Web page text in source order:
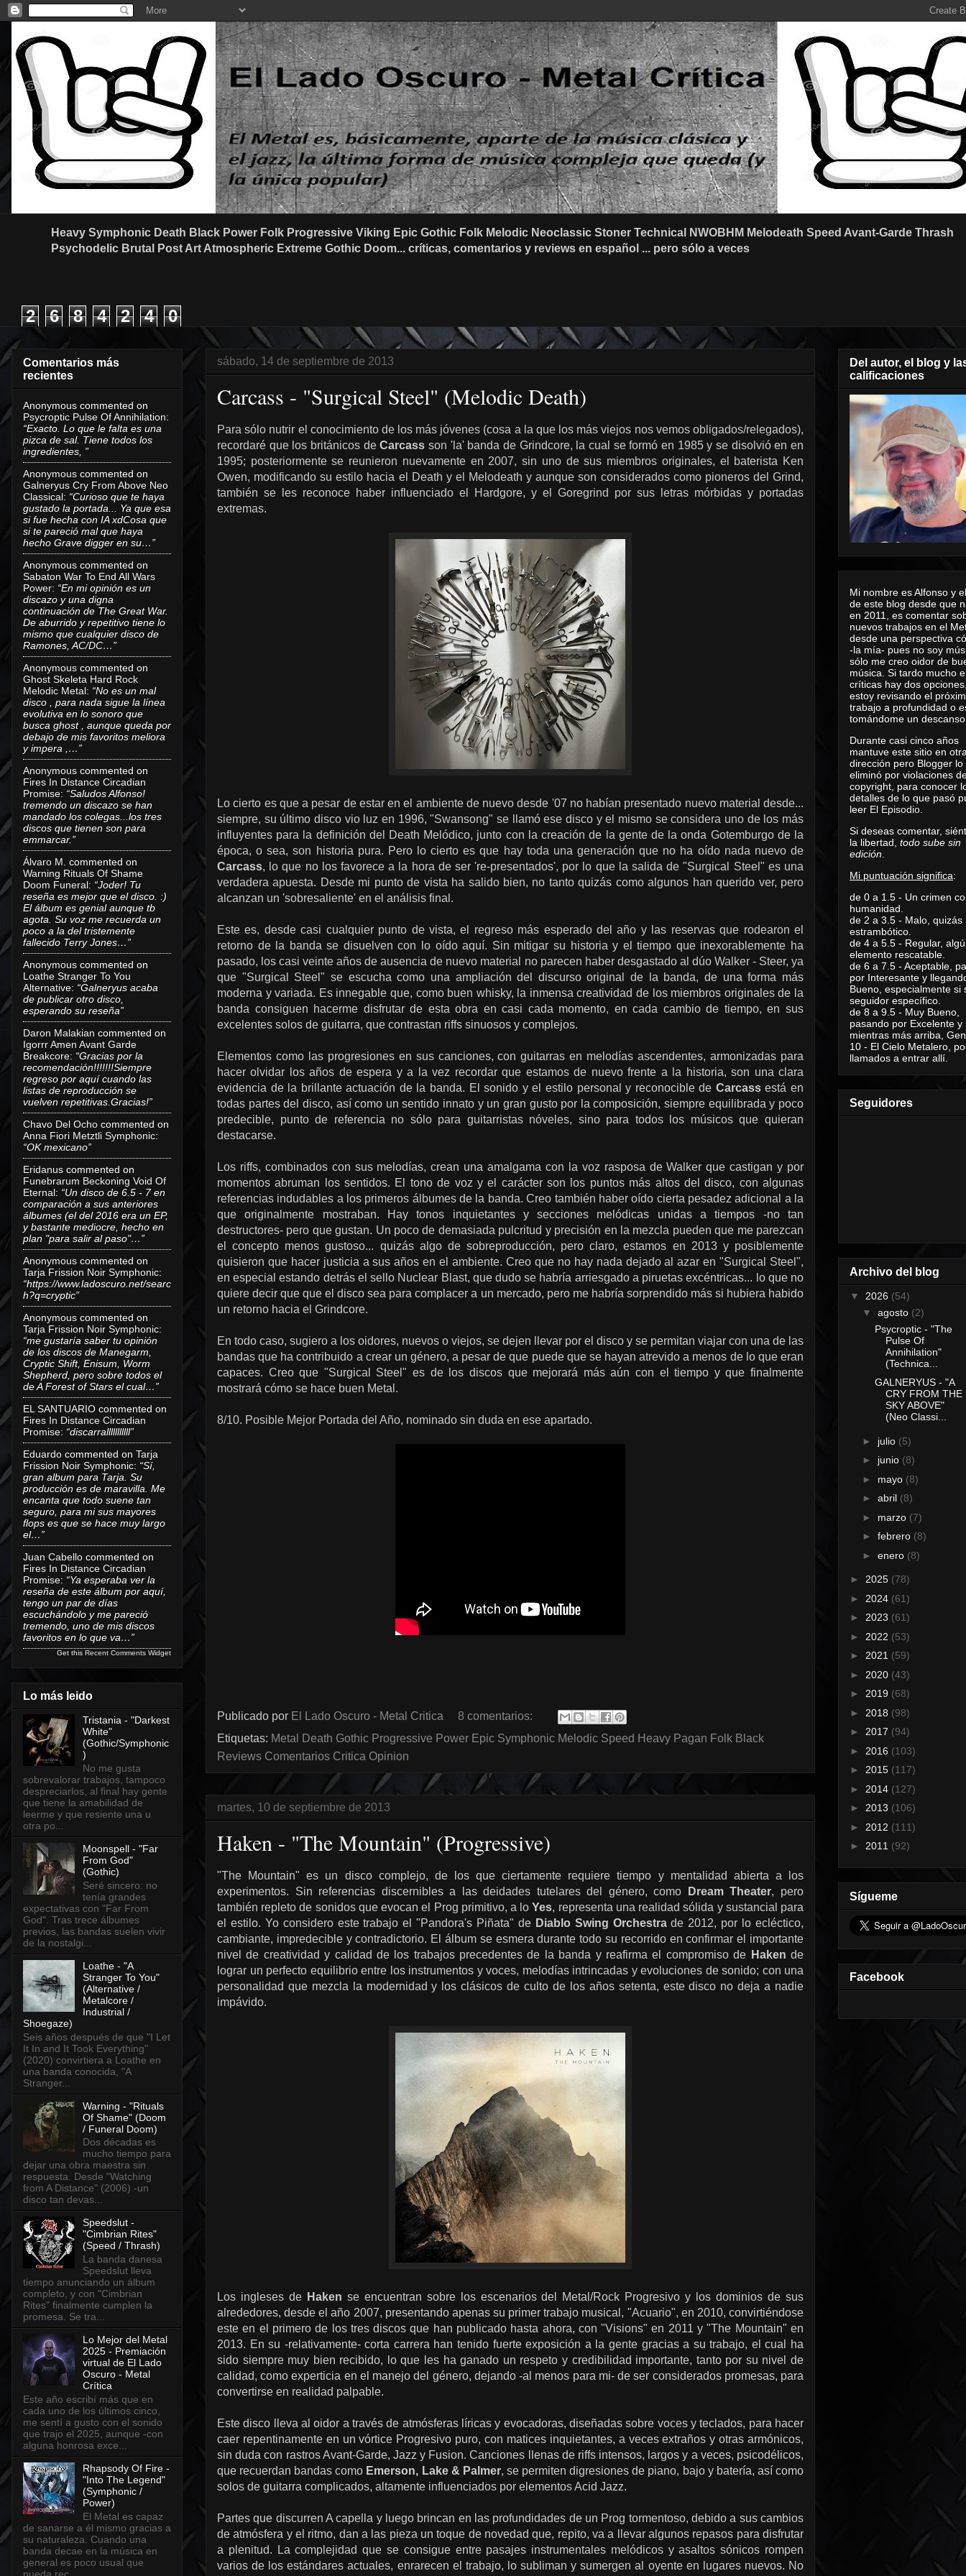
Heavy Symphonic Death Black Power Folk Progressive Viking Epic Gothic Folk Melodic Neoclassic Stoner Technical NWOBHM Melodeath Speed Avant-Garde Thrash
Psychodelic Brutal Post Art Atmospheric Extreme Gothic Doom... críticas, comentarios y reviews en español ... pero sólo a veces
2 6 8 4 2 4 0
sábado, 14 de septiembre de 2013
Carcass - "Surgical Steel" (Melodic Death)
Para sólo nutrir el conocimiento de los más jóvenes (cosa a la que los más viejos nos vemos obligados/relegados),
recordaré que los británicos deCarcass son 'la' banda de Grindcore, la cual se formó en 1985 y se disolvió en en
1995; posteriormente se reunieron nuevamente en 2007, sin uno de sus miembros originales, el baterista Ken
Owen, modificando su estilo hacia el Death y el Melodeath y aunque son considerados como pioneros del Grind,
también se les reconoce haber influenciado el Hardgore, y el Goregrind por sus letras mórbidas y portadas
extremas.
Lo cierto es que a pesar de estar en el ambiente de nuevo desde '07 no habían presentado nuevo material desde...
siempre, su último disco vio luz en 1996, "Swansong" se llamó ese disco y el mismo se considera uno de los más
influyentes para la definición del Death Melódico, junto con la creación de la gente de la onda Gotemburgo de la
época, o sea, son historia pura. Pero lo cierto es que hay toda una generación que no ha oído nada nuevo de
Carcass, lo que no los favorece a la hora de ser 're-presentados', por lo que la salida de "Surgical Steel" es una
verdadera apuesta. Desde mi punto de vista ha salido bien, no tanto quizás como algunos han querido ver, pero
alcanzan un 'sobresaliente' en el análisis final.
Este es, desde casi cualquier punto de vista, el regreso más esperado del año y las reservas que rodearon el
retorno de la banda se disuelven con lo oído aquí. Sin mitigar su historia y el tiempo que inexorablemente ha
pasado, los casi veinte años de ausencia de nuevo material no parecen haber desgastado al dúo Walker - Steer, ya
que "Surgical Steel" se escucha como una ampliación del discurso original de la banda, de una forma más
moderna y variada. Es innegable que, como buen whisky, la inmensa creatividad de los miembros originales de la
banda consiguen hacerme disfrutar de esta obra en casi cada momento, en cada cambio de tiempo, en sus
excelentes solos de guitarra, que contrastan riffs sinuosos y complejos.
Elementos como las progresiones en sus canciones, con guitarras en melodías ascendentes, armonizadas para
hacer olvidar los años de espera y a la vez recordar que estamos de nuevo frente a la historia, son una clara
evidencia de la brillante actuación de la banda. El sonido y el estilo personal y reconocible de Carcassestá en
todas partes del disco, así como un sentido innato y un gran gusto por la composición, siempre equilibrada y poco
predecible, punto de referencia no sólo para guitarristas nóveles, sino para todos los músicos que quieran
destacarse.
Los riffs, combinados con sus melodías, crean una amalgama con la voz rasposa de Walker que castigan y por
momentos abruman los sentidos. El tono de voz y el carácter son los puntos más altos del disco, con algunas
referencias indudables a los primeros álbumes de la banda. Creo también haber oído cierta pesadez adicional a la
que originalmente mostraban. Hay tonos inquietantes y secciones melódicas unidas a tiempos -no tan
destructores- pero que gustan. Un poco de demasiada pulcritud y precisión en la mezcla pueden que me parezcan
el concepto menos gustoso... quizás algo de sobreproducción, pero claro, estamos en 2013 y posiblemente
quisieron que hacer justicia a sus años en el ambiente. Creo que no hay nada dejado al azar en "Surgical Steel",
en especial estando detrás el sello Nuclear Blast, que dudo se habría arriesgado a piruetas excéntricas... lo que no
quiere decir que que el disco sea para complacer a un mercado, pero me habría sorprendido más si hubiera habido
un retorno hacia el Grindcore.
En todo caso, sugiero a los oidores, nuevos o viejos, se dejen llevar por el disco y se permitan viajar con una de las
bandas que ha contribuido a crear un género, a pesar de que puede que se hayan atrevido a menos de lo que eran
capaces. Creo que "Surgical Steel" es de los discos que mejorará más aún con el tiempo y que finalmente
mostrará cómo se hace buen Metal.
8/10. Posible Mejor Portada del Año, nominado sin duda en ese apartado.
Publicado por El Lado Oscuro - Metal Critica
8 comentarios:
Etiquetas: Metal Death Gothic Progressive Power Epic Symphonic Melodic Speed Heavy Pagan Folk Black
Reviews Comentarios Critica Opinion
martes, 10 de septiembre de 2013
Haken - "The Mountain" (Progressive)
"The Mountain" es un disco complejo, de los que ciertamente requiere tiempo y mentalidad abierta a los
experimentos. Sin referencias discernibles a las deidades tutelares del género, como
Dream Theater, pero
también repleto de sonidos que evocan el Prog primitivo, a loYes, representa una realidad sólida y sustancial para
el estilo. Yo considero este trabajo el "Pandora's Piñata" de Diablo Swing Orchestrade 2012, por lo ecléctico,
cambiante, impredecible y contradictorio. El álbum se esmera durante todo su recorrido en confirmar el importante
nivel de creatividad y calidad de los trabajos precedentes de la banda y reafirma el compromiso de Haken de
lograr un perfecto equilibrio entre los instrumentos y voces, melodías intrincadas y evoluciones de sonido; con una
personalidad que mezcla la modernidad y los clásicos de culto de los años setenta, este disco no deja a nadie
impávido.
Los ingleses de Haken se encuentran sobre los escenarios del Metal/Rock Progresivo y los dominios de sus
alrededores, desde el año 2007, presentando apenas su primer trabajo musical, "Acuario", en 2010, convirtiéndose
este en el primero de los tres discos que han publicado hasta ahora, con "Visions" en 2011 y "The Mountain" en
2013. En su -relativamente- corta carrera han tenido fuerte exposición a la gente gracias a su trabajo, el cual ha
sido siempre muy bien recibido, lo que les ha ganado un respeto y credibilidad importante, tanto por su nivel de
calidad, como experticia en el manejo del género, dejando -al menos para mi- de ser considerados promesas, para
convertirse en realidad palpable.
Este disco lleva al oidor a través de atmósferas líricas y evocadoras, diseñadas sobre voces y teclados, para hacer
caer repentinamente en un vórtice Progresivo puro, con matices inquietantes, a veces extraños y otras armónicos,
sin duda con rastros Avant-Garde, Jazz y Fusion. Canciones llenas de riffs intensos, largos y a veces, psicodélicos,
que recuerdan bandas como Emerson, Lake & Palmer, se permiten digresiones de piano, bajo y batería, así como
solos de guitarra complicados, altamente influenciados por elementos Acid Jazz.
Partes que discurren A capella y luego brincan en las profundidades de un Prog tormentoso, debido a sus cambios
de atmósfera y el ritmo, dan a las pieza un toque de novedad que, repito, va a llevar algunos repasos para disfrutar
a plenitud. La complejidad que se consigue entre pasajes instrumentales melódicos y asaltos sónicos rompen
varios de los estándares actuales, enrarecen el trabajo, lo subliman y sumergen al oyente en lugares nuevos. No
Comentarios más
recientes
Anonymous commented on
Psycroptic Pulse Of Annihilation:
“Exacto. Lo que le falta es una
pizca de sal. Tiene todos los
ingredientes, ”
Anonymous commented on
Galneryus Cry From Above Neo
Classical: “Curioso que te haya
gustado la portada... Ya que esa
si fue hecha con IA xdCosa que
si te pareció mal que haya
hecho Grave digger en su…”
Anonymous commented on
Sabaton War To End All Wars
Power: “En mi opinión es un
discazo y una digna
continuación de The Great War.
De aburrido y repetitivo tiene lo
mismo que cualquier disco de
Ramones, AC/DC…”
Anonymous commented on
Ghost Skeleta Hard Rock
Melodic Metal: “No es un mal
disco , para nada sigue la línea
evolutiva en lo sonoro que
busca ghost , aunque queda por
debajo de mis favoritos meliora
y impera ,…”
Anonymous commented on
Fires In Distance Circadian
Promise: “Saludos Alfonso!
tremendo un discazo se han
mandado los colegas...los tres
discos que tienen son para
emmarcar.”
Álvaro M. commented on
Warning Rituals Of Shame
Doom Funeral: “Joder! Tu
reseña es mejor que el disco. :)
El álbum es genial aunque tb
agota. Su voz me recuerda un
poco a la del tristemente
fallecido Terry Jones…”
Anonymous commented on
Loathe Stranger To You
Alternative: “Galneryus acaba
de publicar otro disco,
esperando su reseña”
Daron Malakian commented on
Igorrr Amen Avant Garde
Breakcore: “Gracias por la
recomendación!!!!!!!Siempre
regreso por aquí cuando las
listas de reproducción se
vuelven repetitivas.Gracias!”
Chavo Del Ocho commented on
Anna Fiori Metztli Symphonic:
“OK mexicano”
Eridanus commented on
Funebrarum Beckoning Void Of
Eternal: “Un disco de 6.5 - 7 en
comparación a sus anteriores
álbumes (el del 2016 era un EP,
y bastante mediocre, hecho en
plan "para salir al paso"…”
Anonymous commented on
Tarja Frission Noir Symphonic:
“https://www.ladoscuro.net/searc
h?q=cryptic”
Anonymous commented on
Tarja Frission Noir Symphonic:
“me gustaría saber tu opinión
de los discos de Manegarm,
Cryptic Shift, Enisum, Worm
Shepherd, pero sobre todos el
de A Forest of Stars el cual…”
EL SANTUARIO commented on
Fires In Distance Circadian
Promise: “discarralllllllllll”
Eduardo commented on Tarja
Frission Noir Symphonic: “Sí,
gran album para Tarja. Su
producción es de maravilla. Me
encanta que todo suene tan
seguro, para mi sus mayores
flops es que se hace muy largo
el…”
Juan Cabello commented on
Fires In Distance Circadian
Promise: “Ya esperaba ver la
reseña de este álbum por aquí,
tengo un par de días
escuchándolo y me pareció
tremendo, uno de mis discos
favoritos en lo que va…”
Get this Recent Comments Widget
Lo más leido
Tristania - "Darkest
White"
(Gothic/Symphonic
)
No me gusta
sobrevalorar trabajos, tampoco
despreciarlos, al final hay gente
que tiene la amabilidad de
leerme y que resiente una u
otra po...
Moonspell - "Far
From God"
(Gothic)
Seré sincero: no
tenía grandes
expectativas con "Far From
God". Tras trece álbumes
previos, las bandas suelen vivir
de la nostalgi...
Loathe - "A
Stranger To You"
(Alternative /
Metalcore /
Industrial /
Shoegaze)
Seis años después de que "I Let
It In and It Took Everything"
(2020) convirtiera a Loathe en
una banda conocida, "A
Stranger...
Warning - "Rituals
Of Shame" (Doom
/ Funeral Doom)
Dos décadas es
mucho tiempo para
dejar una obra maestra sin
respuesta. Desde "Watching
from A Distance" (2006) -un
disco tan devas...
Speedslut -
"Cimbrian Rites"
(Speed / Thrash)
La banda danesa
Speedslut lleva
tiempo anunciando un álbum
completo, y con "Cimbrian
Rites" finalmente cumplen la
promesa. Se tra...
Lo Mejor del Metal
2025 - Premiación
virtual de El Lado
Oscuro - Metal
Crítica
Este año escribí más que en
cada uno de los últimos cinco,
me sentí a gusto con el sonido
que trajo el 2025, aunque -con
alguna honrosa exce...
Rhapsody Of Fire -
"Into The Legend"
(Symphonic /
Power)
El Metal es capaz
de sanarse a él mismo gracias a
su naturaleza. Cuando una
banda decae en la música en
general es poco usual que
pueda rec...
Del autor, el blog y
calificaciones
Mi nombre es Alfonso y
de este blog desde que
en 2011, es comentar
nuevos trabajos en el
desde una perspectiva
-la mía- pues no soy
sólo me creo oidor de
música. Si tardo mucho
críticas hay dos
estoy revisando el
trabajo a profundidad o
tomándome un
Durante casi cinco años
mantuve este sitio en
dirección pero Blogger lo
eliminó por violaciones
copyright, para conocer
detalles de lo que pasó
leer El Episodio
Si deseas comentar,
la libertad, todo sube sin
edición
Mi puntuación significa:
de 0 a 1.5 - Un crimen
humanidad.
de 2 a 3.5 - Malo, quizás
estrambótico.
de 4 a 5.5 - Regular,
elemento rescatable.
de 6 a 7.5 - Aceptable,
por Interesante y
Bueno, especialmente si
seguidor específico.
de 8 a 9.5 - Muy Bueno,
pasando por Excelente y
mientras más arriba,
10 - El Cielo Metalero,
llamados a entrar allí.
Seguidores
Archivo del blog
▼ 2026 (54)
▼ agosto (2)
Psycroptic - "The
Pulse Of
Annihilation"
(Technica...
GALNERYUS - "A
CRY FROM THE
SKY ABOVE"
(Neo Classi...
► julio (5)
► junio (8)
► mayo (8)
► abril (8)
► marzo (7)
► febrero (8)
► enero (8)
► 2025 (78)
► 2024 (61)
► 2023 (61)
► 2022 (53)
► 2021 (59)
► 2020 (43)
► 2019 (68)
► 2018 (98)
► 2017 (94)
► 2016 (103)
► 2015 (117)
► 2014 (127)
► 2013 (106)
► 2012 (111)
► 2011 (92)
Sígueme
Facebook